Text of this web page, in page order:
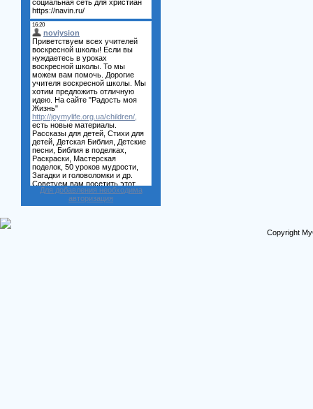
Для добавления необходима
авторизация
Copyright